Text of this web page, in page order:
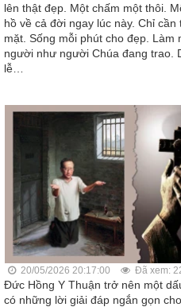
lên thật đẹp. Một chấm một thôi.
hồ về cả đời ngay lúc này. Chỉ
mặt. Sống mỗi phút cho đẹp. Làm
người như người Chúa đang trao.
lễ…
20/05/2026 20:17:00 Đã xem:
Đức Hồng Y Thuận trở nên một
có những lời giải đáp ngắn gọn